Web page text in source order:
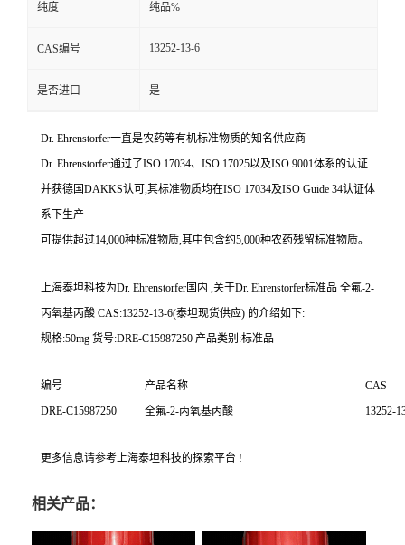
纯度 纯品%
CAS编号 13252-13-6
是否进口 是
Dr. Ehrenstorfer一直是农药等有机标准物质的知名供应商
Dr. Ehrenstorfer通过了ISO 17034、ISO 17025以及ISO 9001体系的认证
并获德国DAKKS认可,其标准物质均在ISO 17034及ISO Guide 34认证体
系下生产
可提供超过14,000种标准物质,其中包含约5,000种农药残留标准物质。
上海泰坦科技为Dr. Ehrenstorfer国内 ,关于Dr. Ehrenstorfer标准品 全氟-2-
丙氧基丙酸 CAS:13252-13-6(泰坦现货供应) 的介绍如下:
规格:50mg 货号:DRE-C15987250 产品类别:标准品
编号 产品名称
CAS
DRE-C15987250
全氟-2-丙氧基丙酸 13252-
更多信息请参考上海泰坦科技的探索平台 !
相关产品：